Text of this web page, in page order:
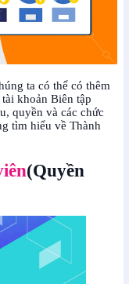
ta có thể có thêm
khoản Biên tập
quyền và các chức
tìm hiểu về Thành
(Quyền